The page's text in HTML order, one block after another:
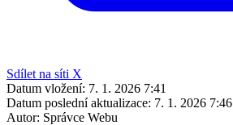
Sdílet na síti X
Datum vložení: 7. 1. 2026 7:41
Datum poslední aktualizace: 7. 1. 2026 7:46
Autor: Správce Webu